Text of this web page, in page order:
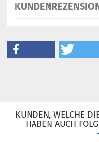
KUNDEN, WELCHE
HABEN AUCH